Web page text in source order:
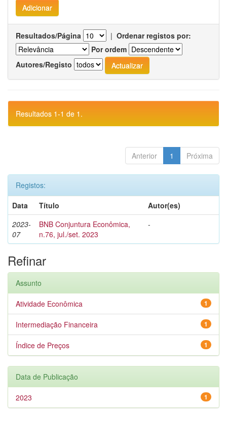
Resultados/Página | Ordenar registos por:
Por ordem
Autores/Registo
Resultados 1-1 de 1.
Anterior 1 Próxima
Registos:
Data
Título
Autor(es)
2023-
07
BNB Conjuntura Econômica,
n.76, jul./set. 2023
-
Refinar
Assunto
1
Atividade Econômica
1
Intermediação Financeira
1
Índice de Preços
Data de Publicação
1
2023